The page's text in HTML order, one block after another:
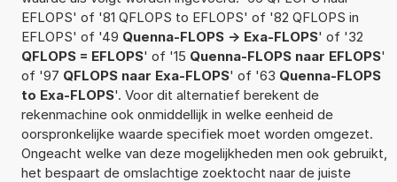
EFLOPS' of '81 QFLOPS to EFLOPS' of '82 QFLOPS in
EFLOPS' of '49 Quenna-FLOPS -> Exa-FLOPS' of '32
QFLOPS = EFLOPS' of '15 Quenna-FLOPS naar EFLOPS'
of '97 QFLOPS naar Exa-FLOPS' of '63 Quenna-FLOPS
to Exa-FLOPS'. Voor dit alternatief berekent de
rekenmachine ook onmiddellijk in welke eenheid de
oorspronkelijke waarde specifiek moet worden omgezet.
Ongeacht welke van deze mogelijkheden men ook gebruikt,
het bespaart de omslachtige zoektocht naar de juiste